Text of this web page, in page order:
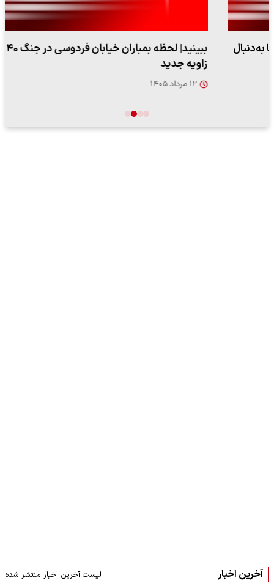
ببینید| لحظه بمباران خیابان فردوسی در جنگ ۴۰ روزه از
آخرین اخبار لیست آخرین اخبار منتشر شده